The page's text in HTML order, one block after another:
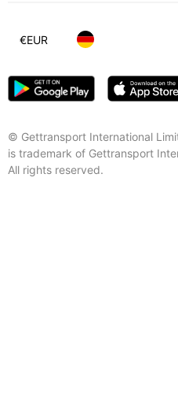
© Gettransport International
is trademark of Gettransport
All rights reserved.
€EUR